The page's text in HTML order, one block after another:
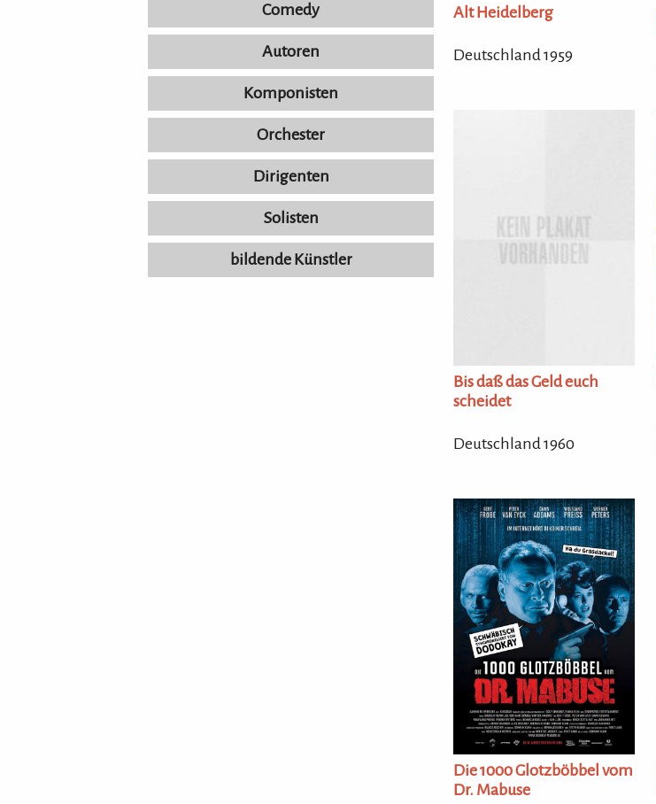
Comedy
Autoren
Komponisten
Orchester
Dirigenten
Solisten
bildende Künstler
Alt Heidelberg
Deutschland 1959
Bis daß das Geld euch
scheidet
Deutschland 1960
Die 1000 Glotzböbbel vom
Dr. Mabuse